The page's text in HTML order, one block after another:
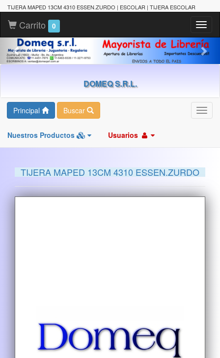
TIJERA MAPED 13CM 4310 ESSEN.ZURDO | ESCOLAR | TIJERA ESCOLAR
Carrito 0
DOMEQ S.R.L.
Principal Buscar
Nuestros Productos Usuarios
TIJERA MAPED 13CM 4310 ESSEN.ZURDO